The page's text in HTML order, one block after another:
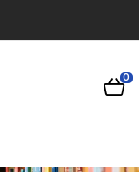
0